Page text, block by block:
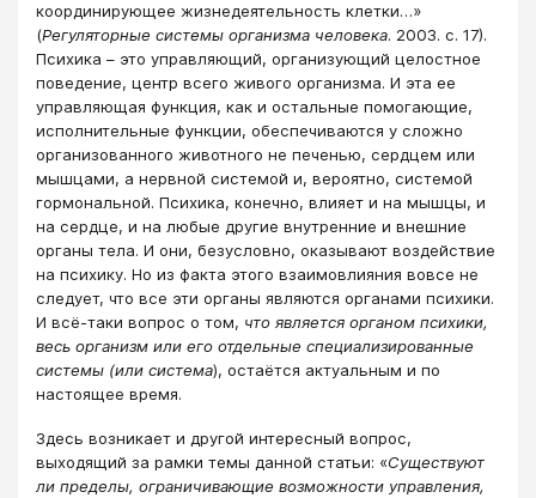
координирующее жизнедеятельность клетки…»
(Регуляторные системы организма человека. 2003. с. 17).
Психика – это управляющий, организующий целостное
поведение, центр всего живого организма. И эта ее
управляющая функция, как и остальные помогающие,
исполнительные функции, обеспечиваются у сложно
организованного животного не печенью, сердцем или
мышцами, а нервной системой и, вероятно, системой
гормональной. Психика, конечно, влияет и на мышцы, и
на сердце, и на любые другие внутренние и внешние
органы тела. И они, безусловно, оказывают воздействие
на психику. Но из факта этого взаимовлияния вовсе не
следует, что все эти органы являются органами психики.
И всё-таки вопрос о том, что является органом психики,
весь организм или его отдельные специализированные
системы (или система), остаётся актуальным и по
настоящее время.
Здесь возникает и другой интересный вопрос,
выходящий за рамки темы данной статьи: «Существуют
ли пределы, ограничивающие возможности управления,